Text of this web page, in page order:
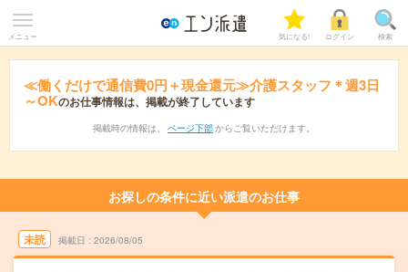
メニュー 気になる! ログイン 検索
≪働くだけで通信費0円＋現金還元≫介護スタッフ＊週3日
～OKのお仕事情報は、掲載が終了しています
掲載時の情報は、 ページ下部 からご覧いただけます。
お探しの条件に近い派遣のお仕事
未読 掲載日 2026/08/05